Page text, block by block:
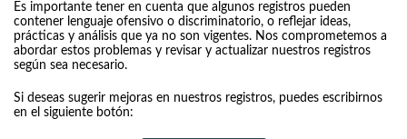
Es importante tener en cuenta que algunos registros pueden
contener lenguaje ofensivo o discriminatorio, o reflejar ideas,
prácticas y análisis que ya no son vigentes. Nos comprometemos a
abordar estos problemas y revisar y actualizar nuestros registros
según sea necesario.
Si deseas sugerir mejoras en nuestros registros, puedes escribirnos
en el siguiente botón: